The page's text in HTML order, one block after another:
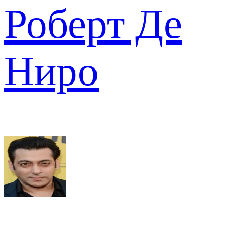
Роберт Де
Ниро